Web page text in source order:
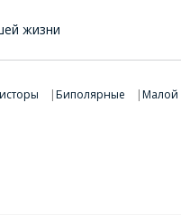
жизни
Биполярные Малой